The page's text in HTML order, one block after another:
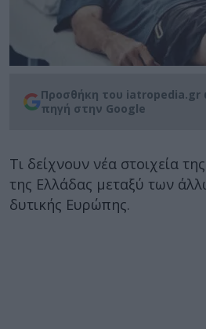
Προσθήκη του iatropedia.gr
πηγή στην Google
Τι δείχνουν νέα στοιχεία
της Ελλάδας μεταξύ των
δυτικής Ευρώπης.